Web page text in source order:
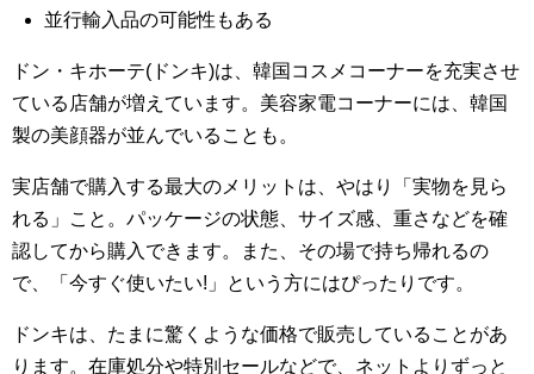
並行輸入品の可能性もある
ドン・キホーテ(ドンキ)は、韓国コスメコーナーを充実させ
ている店舗が増えています。美容家電コーナーには、韓国
製の美顔器が並んでいることも。
実店舗で購入する最大のメリットは、やはり「実物を見ら
れる」こと。パッケージの状態、サイズ感、重さなどを確
認してから購入できます。また、その場で持ち帰れるの
で、「今すぐ使いたい!」という方にはぴったりです。
ドンキは、たまに驚くような価格で販売していることがあ
ります。在庫処分や特別セールなどで、ネットよりずっと